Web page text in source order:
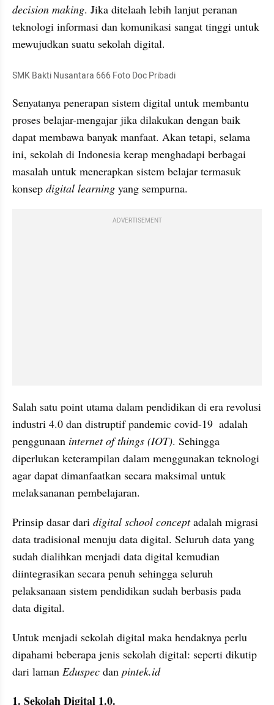
decision making. Jika ditelaah lebih lanjut peranan
teknologi informasi dan komunikasi sangat tinggi untuk
mewujudkan suatu sekolah digital.
SMK Bakti Nusantara 666 Foto Doc Pribadi
Senyatanya penerapan sistem digital untuk membantu
proses belajar-mengajar jika dilakukan dengan baik
dapat membawa banyak manfaat. Akan tetapi, selama
ini, sekolah di Indonesia kerap menghadapi berbagai
masalah untuk menerapkan sistem belajar termasuk
konsep digital learning yang sempurna.
ADVERTISEMENT
Salah satu point utama dalam pendidikan di era revolusi
industri 4.0 dan distruptif pandemic covid-19  adalah
penggunaan internet of things (IOT). Sehingga
diperlukan keterampilan dalam menggunakan teknologi
agar dapat dimanfaatkan secara maksimal untuk
melaksananan pembelajaran.
Prinsip dasar dari digital school concept adalah migrasi
data tradisional menuju data digital. Seluruh data yang
sudah dialihkan menjadi data digital kemudian
diintegrasikan secara penuh sehingga seluruh
pelaksanaan sistem pendidikan sudah berbasis pada
data digital.
Untuk menjadi sekolah digital maka hendaknya perlu
dipahami beberapa jenis sekolah digital: seperti dikutip
dari laman Eduspec dan pintek.id
1. Sekolah Digital 1.0.